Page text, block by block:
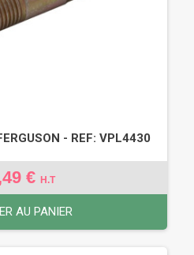
- REF: VPL4430
€ H.T
AU PANIER